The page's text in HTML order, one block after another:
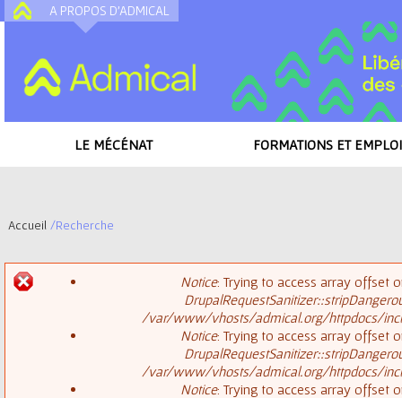
A PROPOS D'ADMICAL
LE MÉCÉNAT FORMATIONS ET
Accueil /Recherche
Notice: Trying to access array offset
/var/www/vhosts/admical.org/httpdocs/
Notice: Trying to access array offset
/var/www/vhosts/admical.org/httpdocs/
Notice: Trying to access array offset